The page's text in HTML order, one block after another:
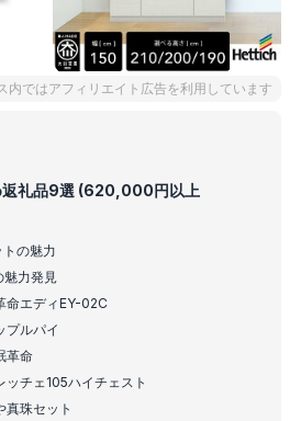
内ではアフィリエイト広告を利用しています
返礼品9選 (620,000円以上
の魅力
魅力発見
命エディEY-02C
プルパイ
革命
チェ105ハイチェスト
真珠セット